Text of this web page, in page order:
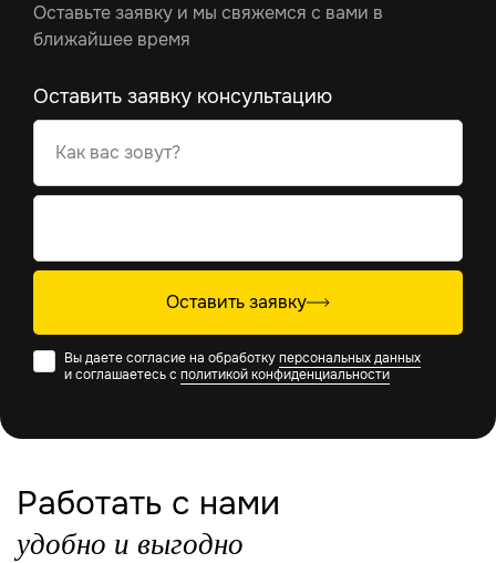
Оставьте заявку и мы свяжемся с вами в
ближайшее время
Оставить заявку консультацию
Как вас зовут?
Оставить заявку
Вы даете согласие на обработкуперсональных данных
и соглашаетесь с политикой конфиденциальности
Работать с нами
удобно и выгодно